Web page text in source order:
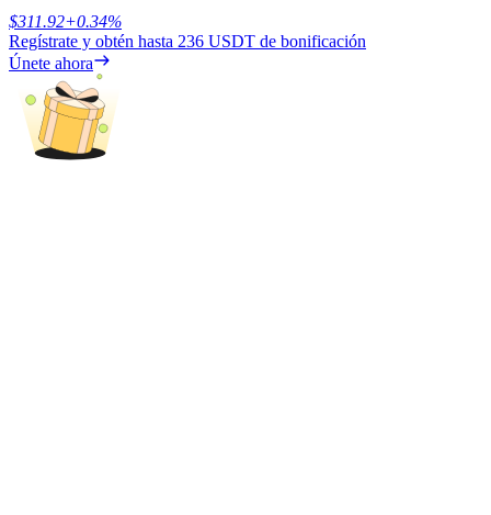
Bloqueos BTR
Inversiones exclusivas para titulares de BTR
$311.92+0.34%
Regístrate y obtén hasta 236 USDT de bonificación
Únete ahora